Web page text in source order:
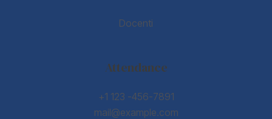
Docenti
Attendance
+1 123 -456-7891
mail@example.com